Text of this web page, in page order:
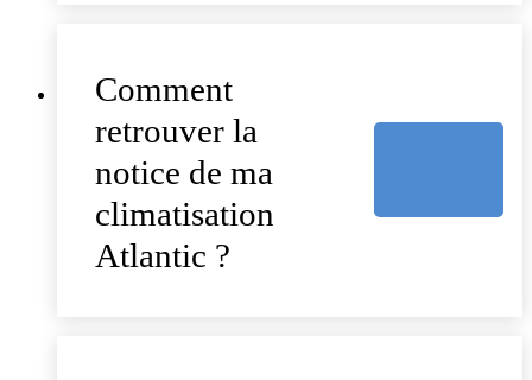
Comment
retrouver la
notice de ma
climatisation
Atlantic ?